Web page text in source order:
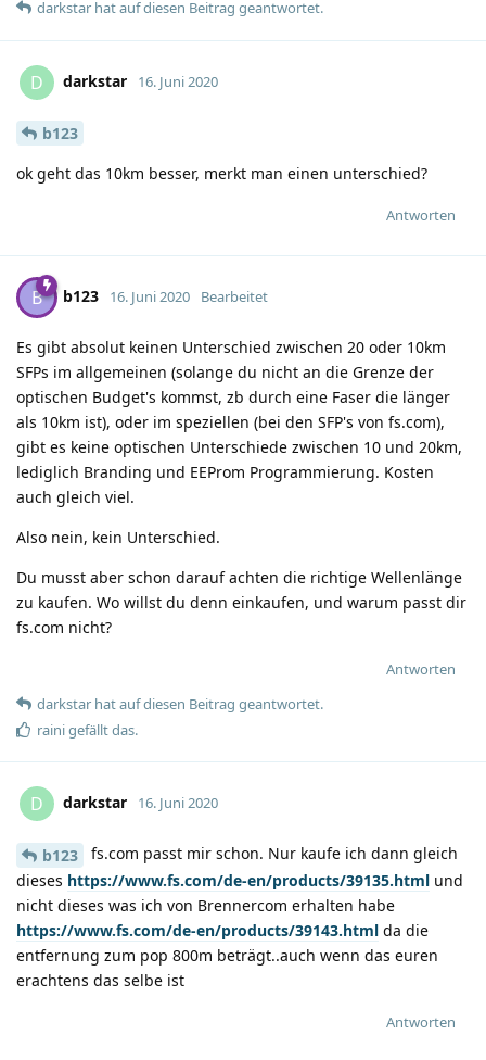
darkstar hatauf diesen Beitrag geantwortet.
D darkstar 16. Juni 2020
b123
ok geht das 10km besser, merkt man einen unterschied?
Antworten
B b123 16. Juni 2020 Bearbeitet
Es gibt absolut keinen Unterschied zwischen 20 oder 10km
SFPs im allgemeinen (solange du nicht an die Grenze der
optischen Budget's kommst, zb durch eine Faser die länger
als 10km ist), oder im speziellen (bei den SFP's von fs.com),
gibt es keine optischen Unterschiede zwischen 10 und 20km,
lediglich Branding und EEProm Programmierung. Kosten
auch gleich viel.
Also nein, kein Unterschied.
Du musst aber schon darauf achten die richtige Wellenlänge
zu kaufen. Wo willst du denn einkaufen, und warum passt dir
fs.com nicht?
Antworten
darkstar hatauf diesen Beitrag geantwortet.
rainigefällt das.
D darkstar 16. Juni 2020
b123
fs.com passt mir schon. Nur kaufe ich dann gleich
dieses https://www.fs.com/de-en/products/39135.html und
nicht dieses was ich von Brennercom erhalten habe
https://www.fs.com/de-en/products/39143.html da die
entfernung zum pop 800m beträgt..auch wenn das euren
erachtens das selbe ist
Antworten